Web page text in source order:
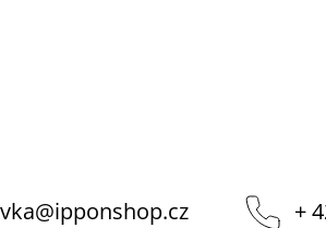
@ipponshop.cz +